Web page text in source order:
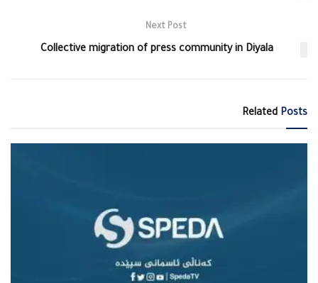
Next Post
Collective migration of press community in Diyala
Related Posts